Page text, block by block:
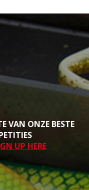
VAN ONZE BESTE
UP HERE